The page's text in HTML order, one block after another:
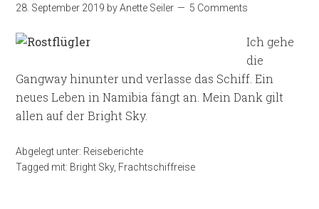
28. September 2019 byAnette Seiler 5 Comments
Ich gehe
die
Gangway hinunter und verlasse das Schiff. Ein
neues Leben in Namibia fängt an. Mein Dank gilt
allen auf der Bright Sky.
Abgelegt unter: Reiseberichte
Tagged mit: Bright Sky, Frachtschiffreise